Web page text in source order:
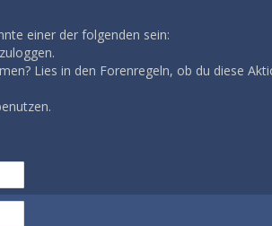
einer der folgenden sein:
Lies in den Forenregeln, ob du diese